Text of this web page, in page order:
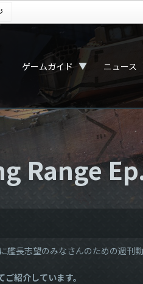
ゲームガイド ▼ ニュース
Range
艦長志望のみなさんのための週
紹介しています。